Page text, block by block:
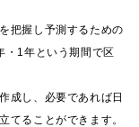
把握し予測するための
・1年という期間で区
成し、必要であれば日
てることができます。